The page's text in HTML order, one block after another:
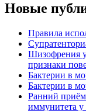
Новые
Правила
Шизофрения
признаки
Бактерии в
Бактерии в
Ранний приём
иммунитета у